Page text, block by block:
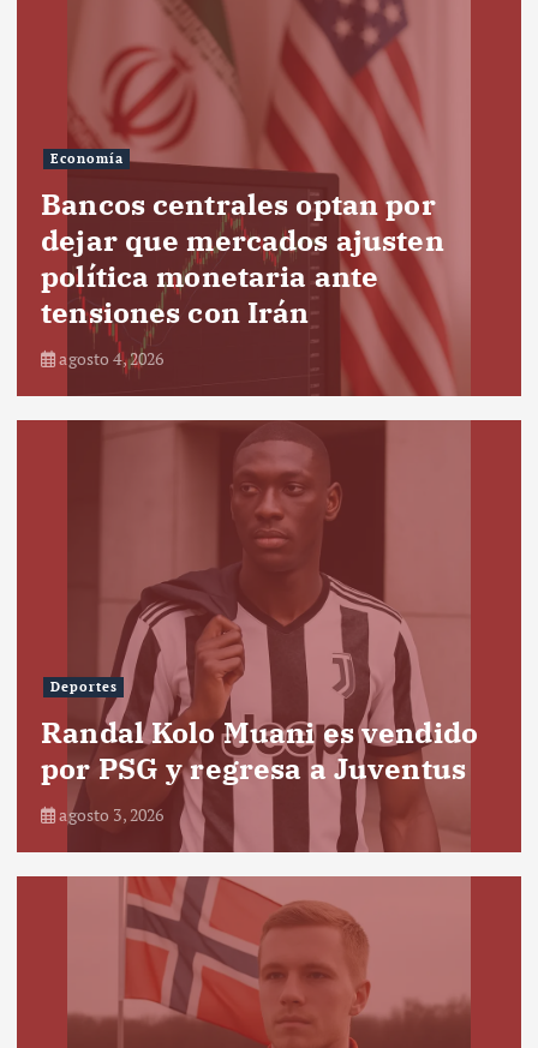
Economía
Bancos centrales optan por
dejar que mercados ajusten
política monetaria ante
tensiones con Irán
agosto 4, 2026
Deportes
Randal Kolo Muani es vendido
por PSG y regresa a Juventus
agosto 3, 2026